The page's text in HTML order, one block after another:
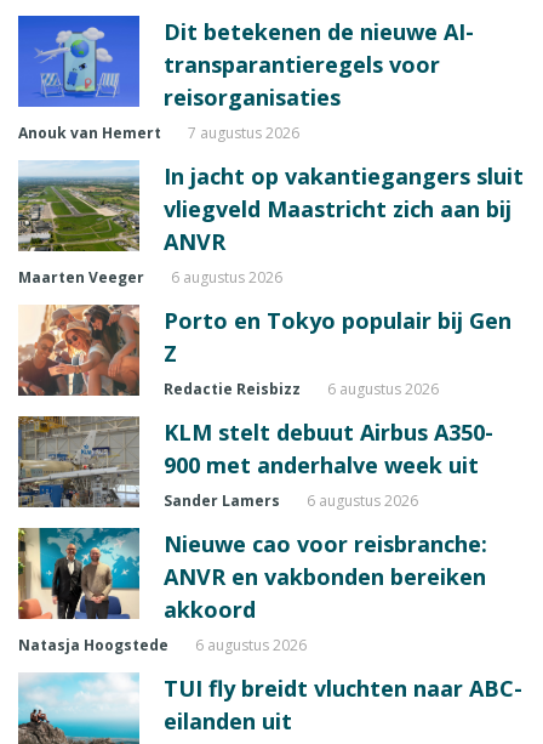
Dit betekenen de nieuwe AI-
transparantieregels voor
reisorganisaties
Anouk van Hemert 7 augustus 2026
In jacht op vakantiegangers sluit
vliegveld Maastricht zich aan bij
ANVR
Maarten Veeger 6 augustus 2026
Porto en Tokyo populair bij Gen
Z
Redactie Reisbizz 6 augustus 2026
KLM stelt debuut Airbus A350-
900 met anderhalve week uit
Sander Lamers 6 augustus 2026
Nieuwe cao voor reisbranche:
ANVR en vakbonden bereiken
akkoord
Natasja Hoogstede 6 augustus 2026
TUI fly breidt vluchten naar ABC-
eilanden uit